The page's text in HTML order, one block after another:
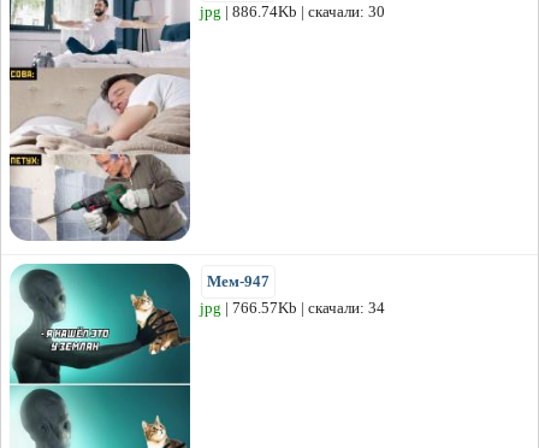
jpg | 886.74Kb | скачали: 30
Мем-947
jpg | 766.57Kb | скачали: 34